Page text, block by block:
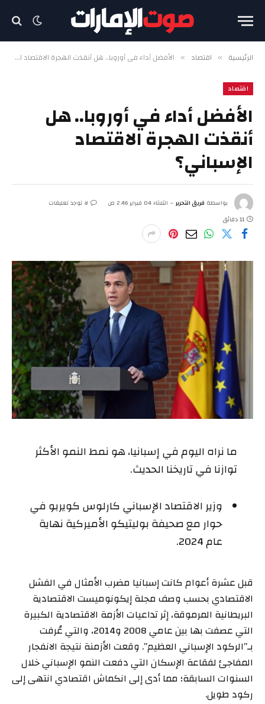
الرئيسية » اقتصاد » الأفضل أداء في أوروبا.. هل أنقذت الهجرة الاقتصاد الإسباني؟
اقتصاد
الأفضل أداء في أوروبا.. هل
أنقذت الهجرة الاقتصاد
الإسباني؟
بواسطة فريق التحرير الثلاثاء 04 فبراير 2:46 ص
لا توجد تعليقات
11 دقائق
ما نراه اليوم في إسبانيا، هو نمط النمو الأكثر
توازنا في تاريخنا الحديث.
وزير الاقتصاد الإسباني كارلوس كويربو في
حوار مع صحيفة بوليتيكو الأميركية نهاية
عام 2024.
قبل عشرة أعوام كانت إسبانيا مضرب الأمثال في الفشل
الاقتصادي بحسب وصف مجلة إيكونوميست الاقتصادية
البريطانية المرموقة، إثر تداعيات الأزمة الاقتصادية الكبيرة
التي عصفت بها بين عامي 2008 و2014، والتي عُرفت
بـ”الركود الإسباني العظيم”. وقعت الأزمنة نتيجة الانفجار
المفاجئ لفقاعة الإسكان التي دفعت النمو الإسباني خلال
السنوات السابقة؛ مما أدى إلى انكماش اقتصادي انتهى إلى
ركود طويل.